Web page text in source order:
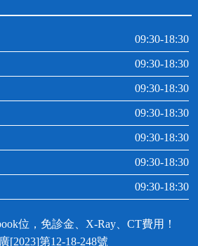
09:30-18:30
09:30-18:30
09:30-18:30
09:30-18:30
09:30-18:30
09:30-18:30
09:30-18:30
位，免診金、X-Ray、CT費用！
[2023]第12-18-248號